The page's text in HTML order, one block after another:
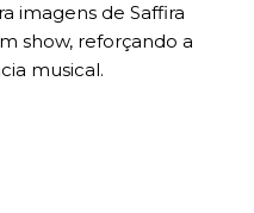
imagens de Saffira
show, reforçando a
musical.